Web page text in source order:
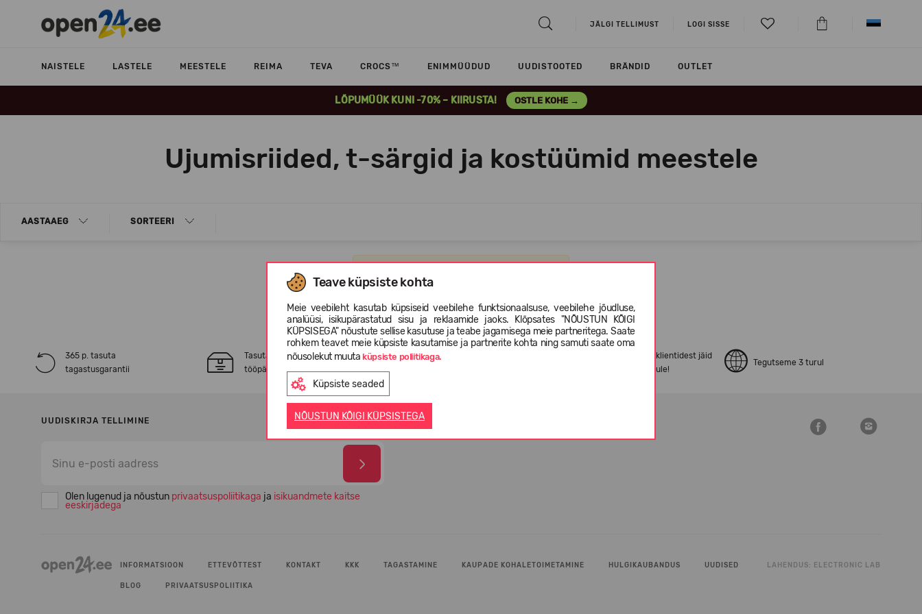
JÄLGI TELLIMUST LOGI SISSE
NAISTELE LASTELE MEESTELE REIMA TEVA CROCS™ ENIMMÜÜDUD UUDISTOOTED BRÄNDID OUTLET
LÕPUMÜÜK KUNI -70% – KIIRUSTA! OSTLE KOHE →
Teave küpsiste kohta
Meie veebileht kasutab küpsiseid veebilehe funktsionaalsuse, veebilehe jõudluse,
analüüsi, isikupärastatud sisu ja reklaamide jaoks. Klõpsates "NÕUSTUN KÕIGI
KÜPSISEGA" nõustute sellise kasutuse ja teabe jagamisega meie partneritega. Saate
rohkem teavet meie küpsiste kasutamise ja partnerite kohta ning samuti saate oma
nõusolekut muutaküpsiste poliitikaga.
Küpsiste seaded
NÕUSTUN KÕIGI KÜPSISTEGA
Ujumisriided, t-särgid ja kostüümid meestele
AASTAAEG SORTEERI
365 p. tasuta
tagastusgarantii
Tasuta* tarne 2-4
tööpäeva jooksul
Valikus rohkem kui 5 000 erinevat
99% Open24.ee klientidest jäid
oma ostuga rahule!
Tegutseme 3 turul
UUDISKIRJA TELLIMINE
Olen lugenud ja nõustun privaatsuspoliitikaga ja isikuandmete kaitse
eeskirjadega
INFORMATSIOON ETTEVÕTTEST KONTAKT KKK TAGASTAMINE KAUPADE KOHALETOIMETAMINE HULGIKAUBANDUS UUDISED
BLOG PRIVAATSUSPOLIITIKA
LAHENDUS: ELECTRONIC LAB